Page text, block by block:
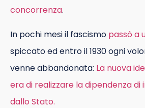
concorrenza.
In pochi mesi il fascismo passò a
spiccato ed entro il 1930 ogni
venne abbandonata: La nuova
era di realizzare la dipendenza di
dallo Stato.